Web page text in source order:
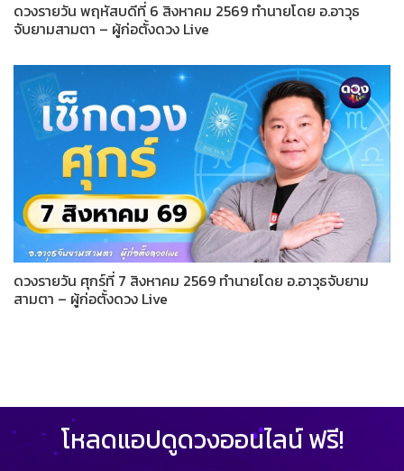
ดวงรายวัน พฤหัสบดีที่ 6 สิงหาคม 2569 ทำนายโดย อ.อาวุธ
จับยามสามตา – ผู้ก่อตั้งดวง Live
ดวงรายวัน ศุกร์ที่ 7 สิงหาคม 2569 ทำนายโดย อ.อาวุธจับยาม
สามตา – ผู้ก่อตั้งดวง Live
โหลดแอปดูดวงออนไลน์ ฟรี!